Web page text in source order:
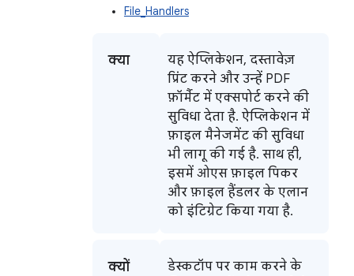
File_Handlers
क्या
यह ऐप्लिकेशन, दस्तावेज़
प्रिंट करने और उन्हें PDF
फ़ॉर्मैट में एक्सपोर्ट करने की
सुविधा देता है. ऐप्लिकेशन में
फ़ाइल मैनेजमेंट की सुविधा
भी लागू की गई है. साथ ही,
इसमें ओएस फ़ाइल पिकर
और फ़ाइल हैंडलर के एलान
को इंटिग्रेट किया गया है.
क्यों
डेस्कटॉप पर काम करने के